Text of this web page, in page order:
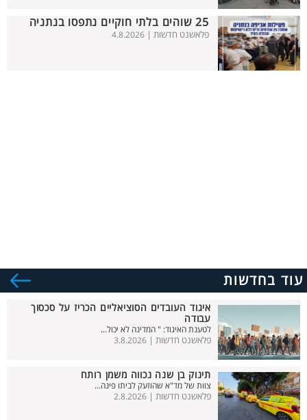
25 שוהים בלתי חוקיים נתפסו בנתניה
פלאשנט חדשות | 4.8.2026
עוד בחדשות
איגוד העובדים הסוציאליים הכריז על סכסוך
עבודה
לטענת האיגוד: " המדינה לא יכול...
פלאשנט חדשות | 3.8.2026
תינוק בן שנה נכווה משמן רותח
צוות של מד"א שהוזעק לביתו פינה...
פלאשנט חדשות | 2.8.2026